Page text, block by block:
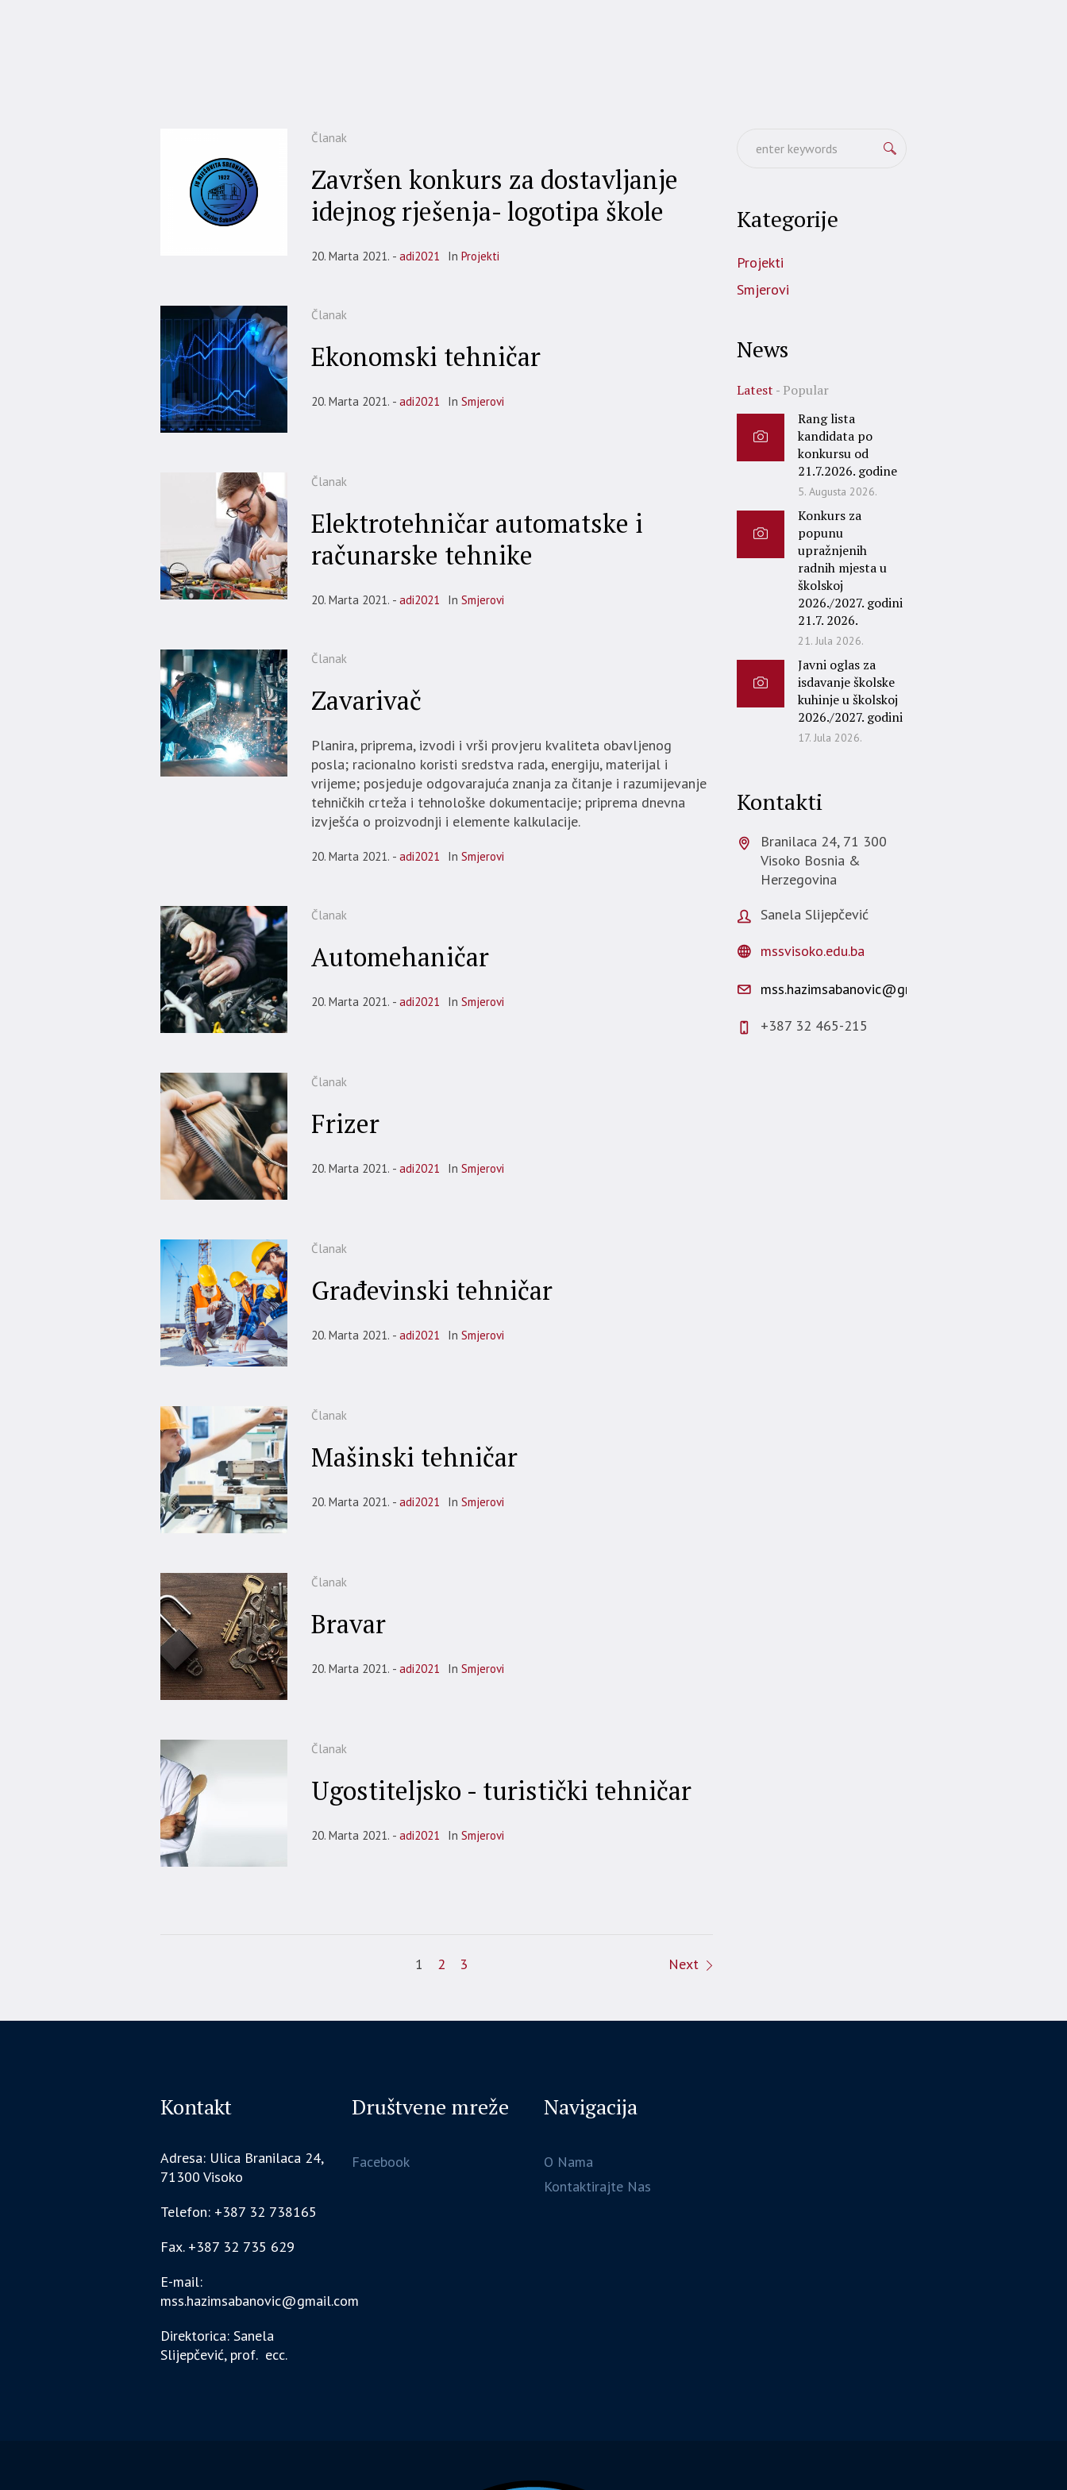
Članak
Završen konkurs za dostavljanje
idejnog rješenja- logotipa škole
20. Marta 2021. adi2021 In Projekti
Članak
Ekonomski tehničar
20. Marta 2021. adi2021 In Smjerovi
Članak
Elektrotehničar automatske i
računarske tehnike
20. Marta 2021. adi2021 In Smjerovi
Članak
Zavarivač
Planira, priprema, izvodi i vrši provjeru kvaliteta obavljenog
posla; racionalno koristi sredstva rada, energiju, materijal i
vrijeme; posjeduje odgovarajuća znanja za čitanje i razumijevanje
tehničkih crteža i tehnološke dokumentacije; priprema dnevna
izvješća o proizvodnji i elemente kalkulacije.
20. Marta 2021. adi2021 In Smjerovi
Članak
Automehaničar
20. Marta 2021. adi2021 In Smjerovi
Članak
Frizer
20. Marta 2021. adi2021 In Smjerovi
Članak
Građevinski tehničar
20. Marta 2021. adi2021 In Smjerovi
Članak
Mašinski tehničar
20. Marta 2021. adi2021 In Smjerovi
Članak
Bravar
20. Marta 2021. adi2021 In Smjerovi
Članak
Ugostiteljsko - turistički tehničar
20. Marta 2021. adi2021 In Smjerovi
1 2 3 Next
Kategorije
Projekti
Smjerovi
News
Latest
Popular
Rang lista
kandidata po
konkursu od
21.7.2026. godine
5. Augusta 2026.
Konkurs za
popunu
upražnjenih
radnih mjesta u
školskoj
2026./2027. godini
21.7. 2026.
21. Jula 2026.
Javni oglas za
isdavanje školske
kuhinje u školskoj
2026./2027. godini
17. Jula 2026.
Kontakti
Branilaca 24, 71 300
Visoko Bosnia &
Herzegovina
Sanela Slijepčević
mssvisoko.edu.ba
mss.hazimsabanovic@gmail.com
+387 32 465-215
Kontakt
Adresa: Ulica Branilaca 24,
71300 Visoko
Telefon: +387 32 738165
Fax. +387 32 735 629
E-mail:
mss.hazimsabanovic@gmail.com
Direktorica: Sanela
Slijepčević, prof. ecc.
Društvene mreže
Facebook
Navigacija
O Nama
Kontaktirajte Nas